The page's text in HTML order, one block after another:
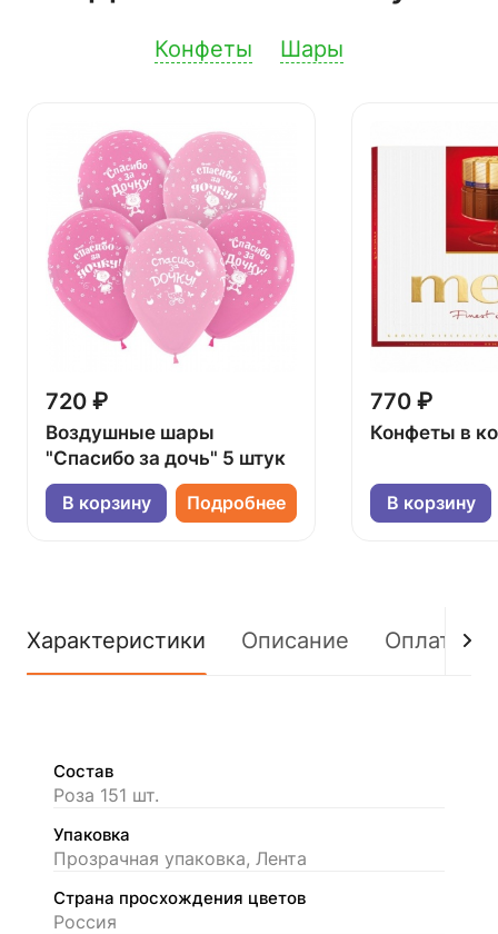
Конфеты Шары
720 ₽
Воздушные шары
"Спасибо за дочь" 5 штук
В корзину Подробнее
770 ₽
Конфеты в
В корзину
Характеристики Описание Оплата
Состав
Роза 151 шт.
Упаковка
Прозрачная упаковка, Лента
Страна просхождения цветов
Россия